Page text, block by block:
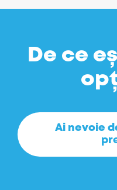
De ce
Ai nevoie